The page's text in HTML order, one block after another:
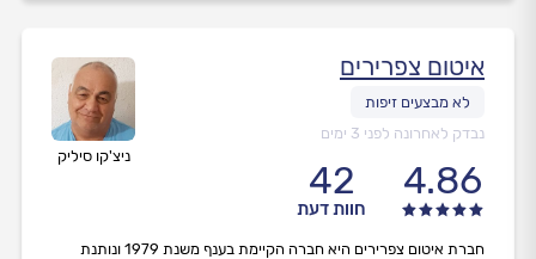
ניצ'קו סיליק
איטום צפרירים
נבדק לאחרונה לפני 3 ימים
4.86
42
חוות דעת
חברת איטום צפרירים היא חברה הקיימת בענף משנת 1979 ונותנת